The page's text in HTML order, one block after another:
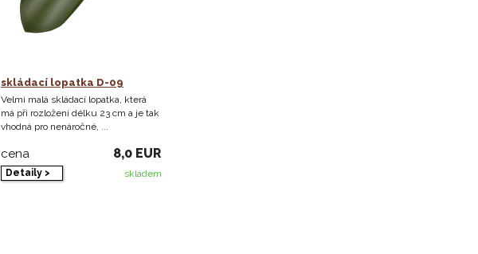
skládací lopatka D-09
Velmi malá skládací lopatka, která
má při rozložení délku 23 cm a je tak
vhodná pro nenáročné, ...
cena 8,0 EUR
Detaily > skladem